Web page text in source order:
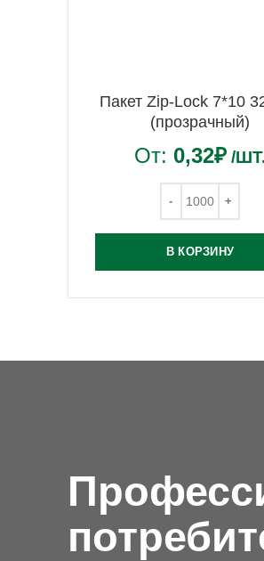
Пакет Zip-Lock 7*10
(прозрачный)
От: 0,32₽ /ШТ.
В КОРЗИНУ